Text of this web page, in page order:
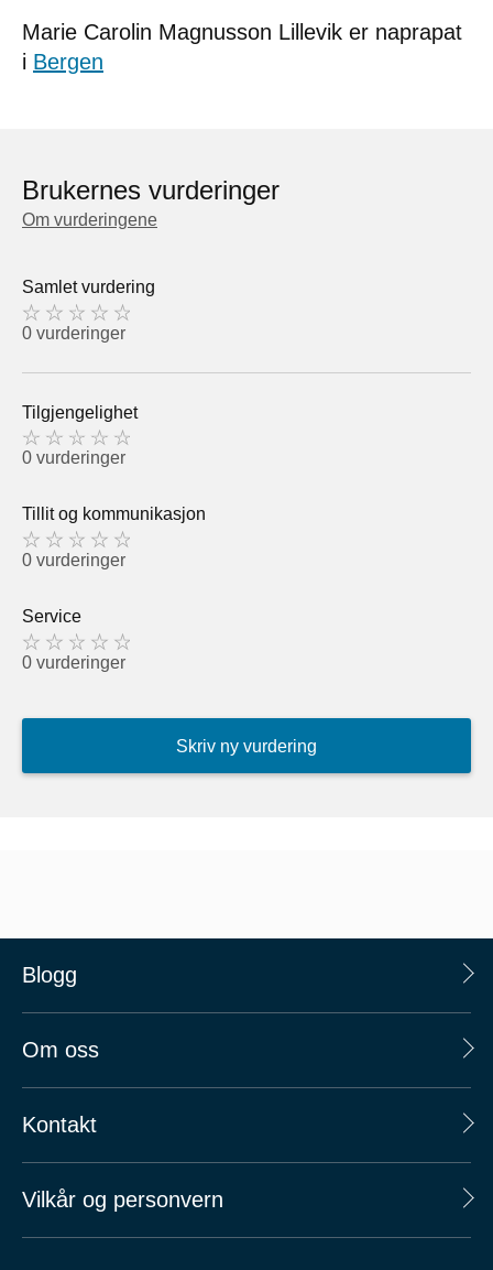
Marie Carolin Magnusson Lillevik er naprapat
i Bergen
Brukernes vurderinger
Om vurderingene
Samlet vurdering
0 vurderinger
Tilgjengelighet
0 vurderinger
Tillit og kommunikasjon
0 vurderinger
Service
0 vurderinger
Skriv ny vurdering
Blogg
Om oss
Kontakt
Vilkår og personvern